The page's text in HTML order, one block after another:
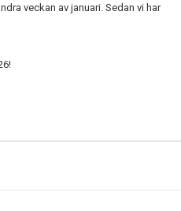
veckan av januari. Sedan vi har